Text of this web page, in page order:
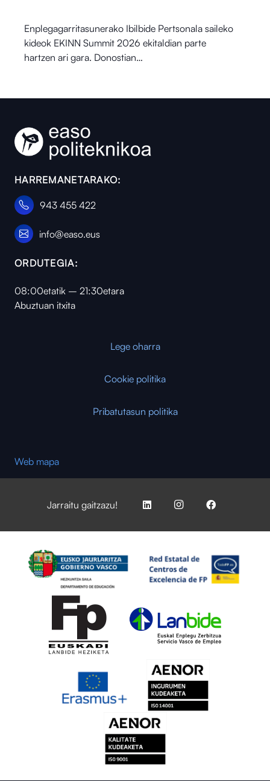
Enplegagarritasunerako Ibilbide Pertsonala saileko
kideok EKINN Summit 2026 ekitaldian parte
hartzen ari gara. Donostian…
HARREMANETARAKO:
943 455 422
info@easo.eus
ORDUTEGIA:
08:00etatik – 21:30etara
Abuztuan itxita
Lege oharra
Cookie politika
Pribatutasun politika
Web mapa
Jarraitu gaitzazu!